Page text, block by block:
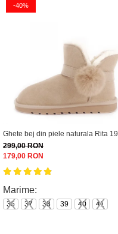
-40%
Ghete bej din piele naturala Rita 19
299,00 RON
179,00 RON
Marime:
36 37 38 39 40 41